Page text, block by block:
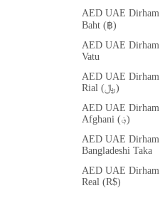
AED UAE Dirham
Baht (฿)
AED UAE Dirham
Vatu
AED UAE Dirham
Rial (﷼)
AED UAE Dirham
Afghani (؋)
AED UAE Dirham
Bangladeshi Taka
AED UAE Dirham
Real (R$)